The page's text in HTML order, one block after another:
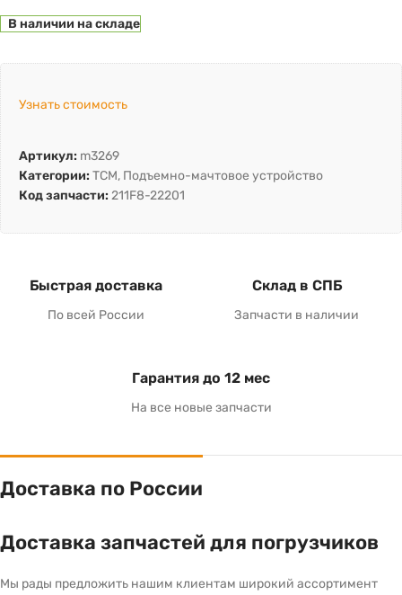
В наличии на складе
Узнать стоимость
Артикул: m3269
Категории: TCM, Подъемно-мачтовое устройство
Код запчасти: 211F8-22201
Быстрая доставка
По всей России
Склад в СПБ
Запчасти в наличии
Гарантия до 12 мес
На все новые запчасти
Доставка по России
Доставка запчастей для погрузчиков
Мы рады предложить нашим клиентам широкий ассортимент